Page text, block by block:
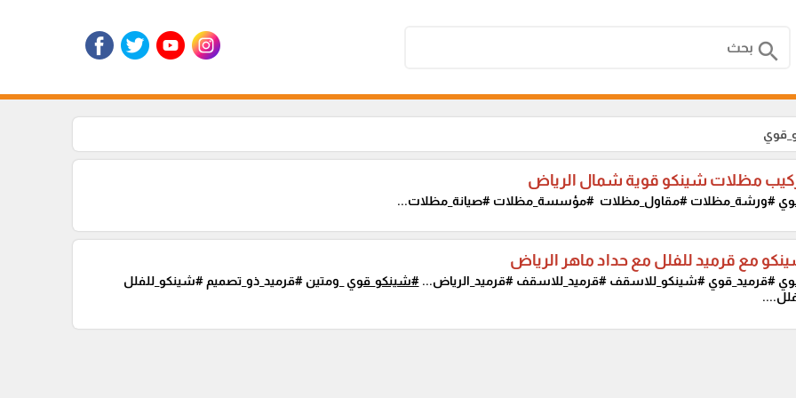
search
مظلات شينكو قوية شمال الرياض
#ورشة_مظلات #مقاول_مظلات #مؤسسة_مظلات #صيانة_مظلات...
مع قرميد للفلل مع حداد ماهر الرياض
#قرميد_قوي #شينكو_للاسقف #قرميد_للاسقف #قرميد_الرياض...#شينكو_قوي _ومتين #قرميد_ذو_تصميم #شينكو_للفلل